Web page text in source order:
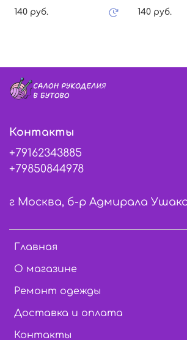
140 руб.
140 руб.
Главная
О магазине
Ремонт одежды
Доставка и оплата
Контакты
Контакты
+79162343885
+79850844978
г Москва, б-р Адмирала